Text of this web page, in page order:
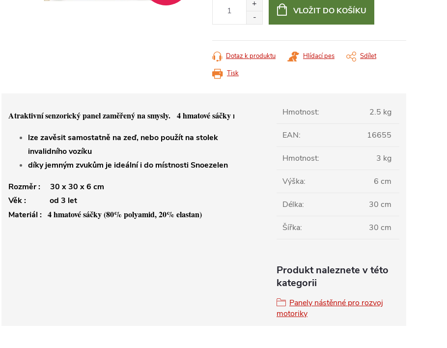
VLOŽIT DO KOŠÍKU
Tisk
Dotaz k produktu Hlídací pes Sdílet
Atraktivní senzorický panel zaměřený na smysly.   4 hmatové sáčky na elastických šňůrkách, lze naplnit.
lze zavěsit samostatně na zeď, nebo použít na stolek
invalidního vozíku
díky jemným zvukům je ideální i do místnosti Snoezelen
Rozměr : 30 x 30 x 6 cm
Věk : od 3 let
Materiál : 4 hmatové sáčky (80% polyamid, 20% elastan)
Hmotnost: 2.5 kg
EAN: 16655
Hmotnost: 3 kg
Výška: 6 cm
Délka: 30 cm
Šířka: 30 cm
Produkt naleznete v této
kategorii
Panely nástěnné pro rozvoj
motoriky